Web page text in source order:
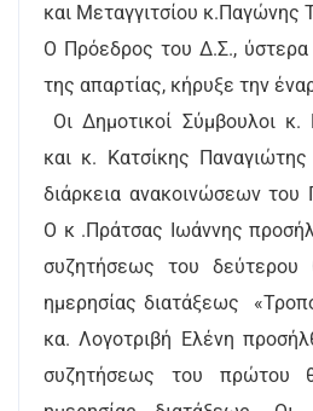
και Μεταγγιτσίου κ.Παγώνης
Ο Πρόεδρος του Δ.Σ., ύστερα
της απαρτίας, κήρυξε την
Οι Δημοτικοί Σύμβουλοι κ.
και κ. Κατσίκης
διάρκεια ανακοινώσεων
Ο κ .Πράτσας Ιωάννης
συζητήσεως του δεύτερου
ημερησίας διατάξεως
κα. Λογοτριβή Ελένη
συζητήσεως του πρώτου